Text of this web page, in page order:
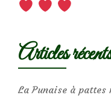
Articles
La Punaise à